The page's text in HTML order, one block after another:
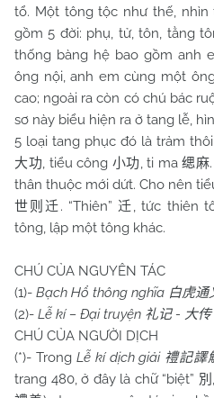
tổ. Một tông tộc như thế,
gồm 5 đời: phụ, tử, tôn, tằng
thống bàng hệ bao gồm anh
ông nội, anh em cùng một
cao; ngoài ra còn có chú bác
sơ này biểu hiện ra ở tang lễ,
5 loại tang phục đó là trảm thôi
大功, tiểu công 小功, ti ma缌麻
thân thuộc mới dứt. Cho nên
世则迁. “Thiên” 迁, tức thiên
tông, lập một tông khác.
CHÚ CỦA NGUYÊN TÁC
(1)- Bạch Hổ thông nghĩa 白虎通
(2)- Lễ kí – Đại truyện 礼记- 大传
CHÚ CỦA NGƯỜI DỊCH
(*)- Trong Lễ kí dịch giải 禮記譯
trang 480, ở đây là chữ “biệt” 別